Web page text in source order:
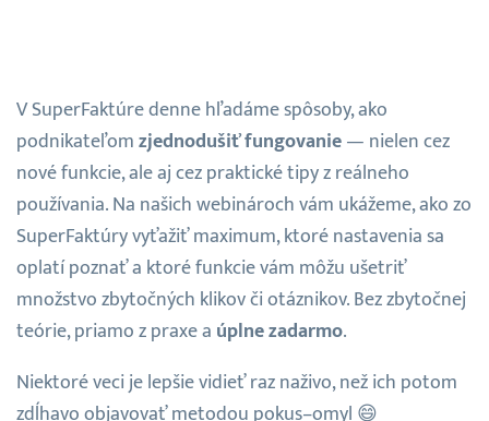
V SuperFaktúre denne hľadáme spôsoby, ako
podnikateľomzjednodušiť fungovanie— nielen cez
nové funkcie, ale aj cez praktické tipy z reálneho
používania. Na našich webinároch vám ukážeme, ako zo
SuperFaktúry vyťažiť maximum, ktoré nastavenia sa
oplatí poznať a ktoré funkcie vám môžu ušetriť
množstvo zbytočných klikov či otáznikov. Bez zbytočnej
teórie, priamo z praxe a úplne zadarmo.
Niektoré veci je lepšie vidieť raz naživo, než ich potom
zdĺhavo objavovať metodou pokus–omyl 😄